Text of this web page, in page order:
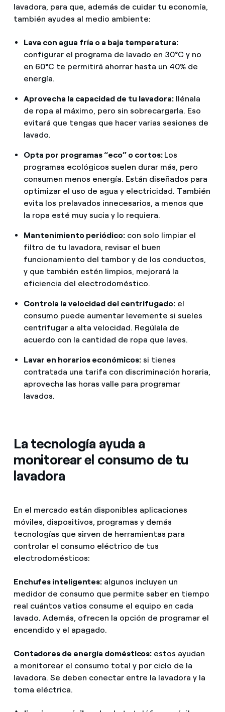
lavadora, para que, además de cuidar tu economía,
también ayudes al medio ambiente:
Lava con agua fría o a baja temperatura:
configurar el programa de lavado en 30°C y no
en 60°C te permitirá ahorrar hasta un 40% de
energía.
Aprovecha la capacidad de tu lavadora:llénala
de ropa al máximo, pero sin sobrecargarla. Eso
evitará que tengas que hacer varias sesiones de
lavado.
Opta por programas “eco” o cortos: Los
programas ecológicos suelen durar más, pero
consumen menos energía. Están diseñados para
optimizar el uso de agua y electricidad. También
evita los prelavados innecesarios, a menos que
la ropa esté muy sucia y lo requiera.
Mantenimiento periódico:con solo limpiar el
filtro de tu lavadora, revisar el buen
funcionamiento del tambor y de los conductos,
y que también estén limpios, mejorará la
eficiencia del electrodoméstico.
Controla la velocidad del centrifugado:el
consumo puede aumentar levemente si sueles
centrifugar a alta velocidad. Regúlala de
acuerdo con la cantidad de ropa que laves.
Lavar en horarios económicos:si tienes
contratada una tarifa con discriminación horaria,
aprovecha las horas valle para programar
lavados.
La tecnología ayuda a
monitorear el consumo de tu
lavadora
En el mercado están disponibles aplicaciones
móviles, dispositivos, programas y demás
tecnologías que sirven de herramientas para
controlar el consumo eléctrico de tus
electrodomésticos:
Enchufes inteligentes: algunos incluyen un
medidor de consumo que permite saber en tiempo
real cuántos vatios consume el equipo en cada
lavado. Además, ofrecen la opción de programar el
encendido y el apagado.
Contadores de energía domésticos: estos ayudan
a monitorear el consumo total y por ciclo de la
lavadora. Se deben conectar entre la lavadora y la
toma eléctrica.